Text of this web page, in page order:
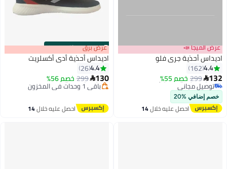
عرض الميجا 📣
اديداس أحذية جري فلو
4.4
162
132
299 خصم 55%
أقل سعر في 30 يوم
توصيل مجاني
أقل سعر في 30 يوم
خصم إضافي %20
احصل عليه خلال14
00m:00s
·باقي 100% عرض برق
اديداس أحذية أدي أكسلريت
4.4
26
130
299 خصم 56%
توصيل مجاني
باقي 1 وحدات في المخزون
توصيل مجاني
احصل عليه خلال14